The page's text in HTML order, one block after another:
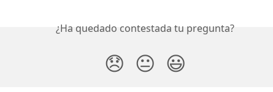
¿Ha quedado contestada tu pregunta?
😞 😐 😃